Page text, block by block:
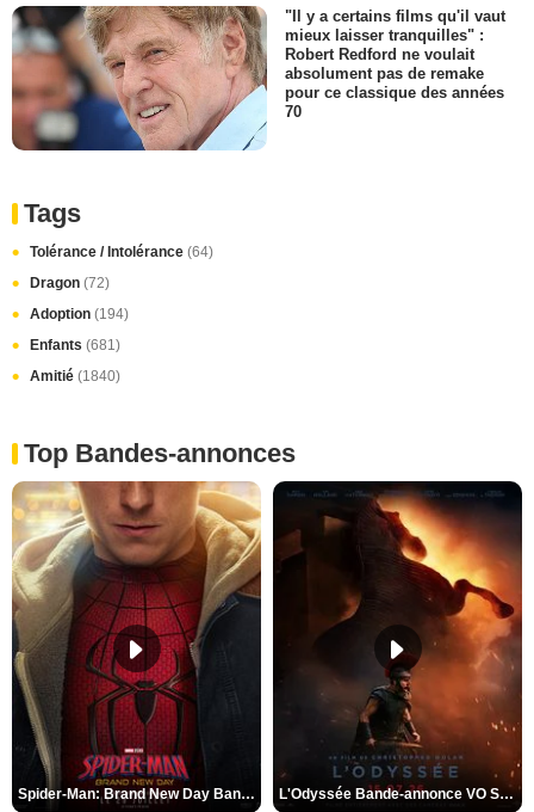
"Il y a certains films qu'il vaut
mieux laisser tranquilles" :
Robert Redford ne voulait
absolument pas de remake
pour ce classique des années
70
Tags
Tolérance / Intolérance (64)
Dragon (72)
Adoption (194)
Enfants (681)
Amitié (1840)
Top Bandes-annonces
Spider-Man: Brand New Day Bande-annonce VO STFR L'Odyssée Bande-annonce VO STFR